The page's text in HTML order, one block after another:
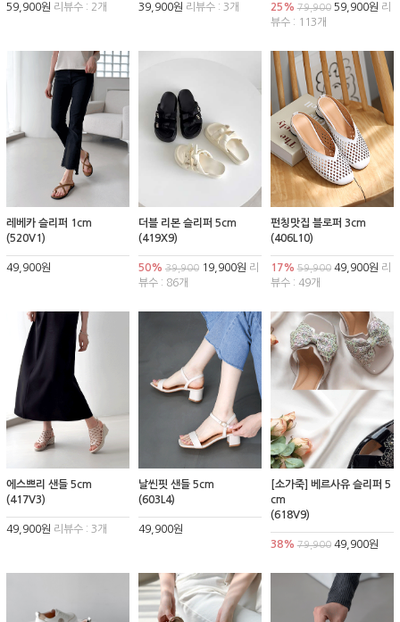
59,900원 리뷰수 : 2개 39,900원 리뷰수 : 3개 25% 79,90059,900원 리
뷰수 : 113개
레베카 슬리퍼 1cm
(520V1)
49,900원
더블 리본 슬리퍼 5cm
(419X9)
50% 39,90019,900원 리
뷰수 : 86개
펀칭맛집 블로퍼 3cm
(406L10)
17% 59,90049,900원 리
뷰수 : 49개
에스쁘리 샌들 5cm
(417V3)
49,900원 리뷰수 : 3개
날씬핏 샌들 5cm
(603L4)
49,900원
[소가죽] 베르사유 슬리퍼 5
cm
(618V9)
38% 79,90049,900원